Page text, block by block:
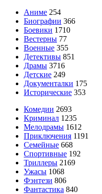
Аниме 254
Биографии 366
Боевики 1710
Вестерны 77
Военные 355
Детективы 851
Драмы 3716
Детские 249
Документалки 175
Исторические 353
Комедии 2693
Криминал 1235
Мелодрамы 1612
Приключения 1191
Семейные 668
Спортивные 192
Триллеры 2169
Ужасы 1068
Фэнтези 806
Фантастика 840